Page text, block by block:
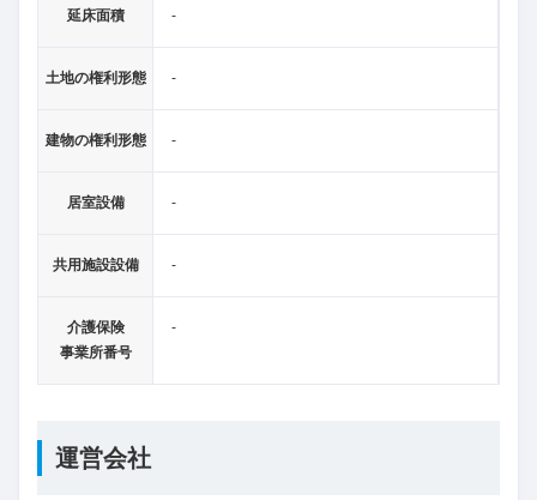
延床面積 -
土地の権利形態 -
建物の権利形態 -
居室設備 -
共用施設設備 -
介護保険
事業所番号
-
運営会社